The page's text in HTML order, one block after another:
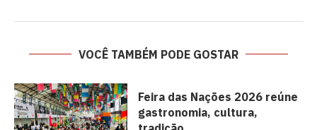
VOCÊ TAMBÉM PODE GOSTAR
Feira das Nações 2026 reúne
gastronomia, cultura,